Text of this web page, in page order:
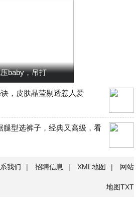
baby，吊打
，皮肤晶莹剔透惹人爱
腿型选裤子，经典又高级，看
我们 | 招聘信息 | XML地图 | 网站
地图TXT